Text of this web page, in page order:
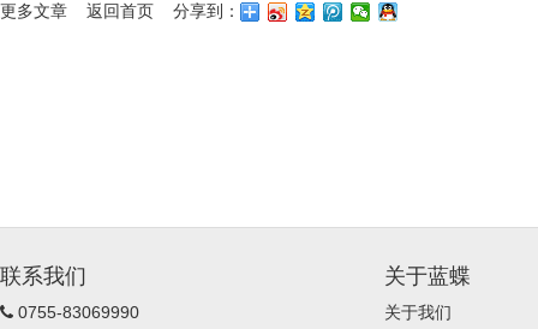
更多文章 返回首页 分享到：
联系我们
0755-83069990
关于蓝蝶
关于我们